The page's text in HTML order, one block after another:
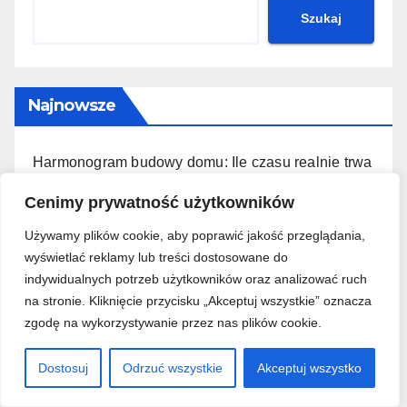
Cenimy prywatność użytkowników
Używamy plików cookie, aby poprawić jakość przeglądania,
wyświetlać reklamy lub treści dostosowane do
indywidualnych potrzeb użytkowników oraz analizować ruch
na stronie. Kliknięcie przycisku „Akceptuj wszystkie” oznacza
zgodę na wykorzystywanie przez nas plików cookie.
Dostosuj Odrzuć wszystkie Akceptuj wszystko
Szukaj
Najnowsze
Harmonogram budowy domu: Ile czasu realnie trwa
Funkcjonalna kuchnia z wyspą: Projektowanie stref
pracy krok po kroku.
Zakupy spożywcze z listą: Jak skutecznie
ograniczyć impulsywne wydatki?
Styl loftowy w mieszkaniu: Jak wprowadzić cegłę i
beton do aranżacji?